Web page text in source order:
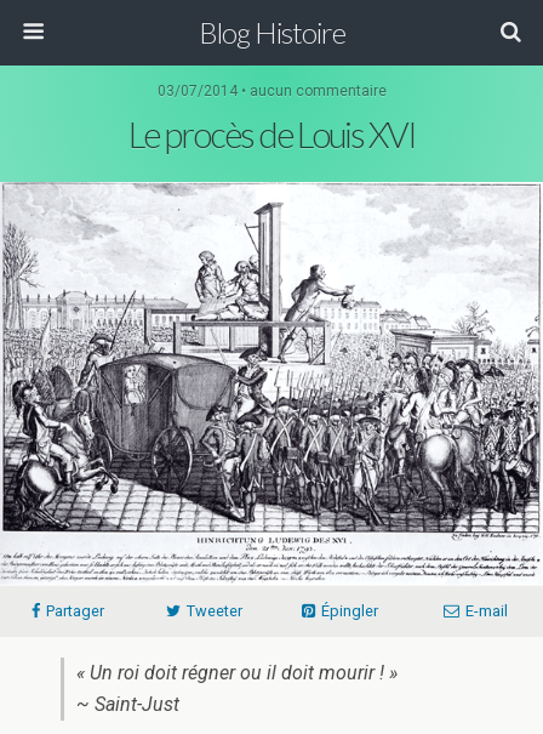
Blog Histoire
03/07/2014 • aucun commentaire
Le procès de Louis XVI
Partager Tweeter Épingler E-mail
« Un roi doit régner ou il doit mourir ! »
~ Saint-Just